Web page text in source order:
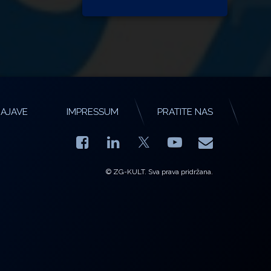
IMPRESSUM PRATITE NAS
Facebook
LinkedIn YouTube
E-mail
© ZG-KULT. Sva prava pridržana.